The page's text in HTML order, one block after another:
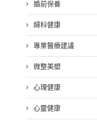
婚前保養
婦科健康
專業醫療建議
微整美塑
心理健康
心靈健康